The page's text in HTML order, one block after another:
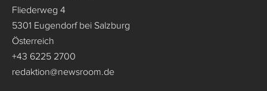
Fliederweg 4
5301 Eugendorf bei Salzburg
Österreich
+43 6225 2700
redaktion@newsroom.de